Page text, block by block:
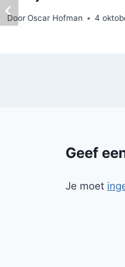
DoorOscar Hofman 4
Geef
Je moet